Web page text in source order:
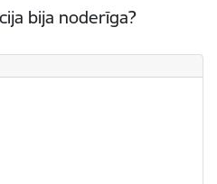
bija noderīga?